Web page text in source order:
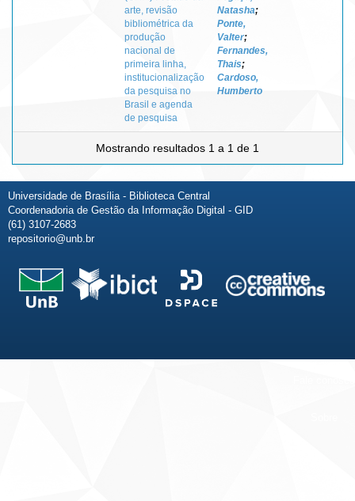
arte, revisão
bibliométrica da
produção
nacional de
primeira linha,
institucionalização
da pesquisa no
Brasil e agenda
de pesquisa
Natasha;
Ponte,
Valter;
Fernandes,
Thais;
Cardoso,
Humberto
Mostrando resultados 1 a 1 de 1
Universidade de Brasília - Biblioteca Central
Coordenadoria de Gestão da Informação Digital - GID
(61) 3107-2683
repositorio@unb.br